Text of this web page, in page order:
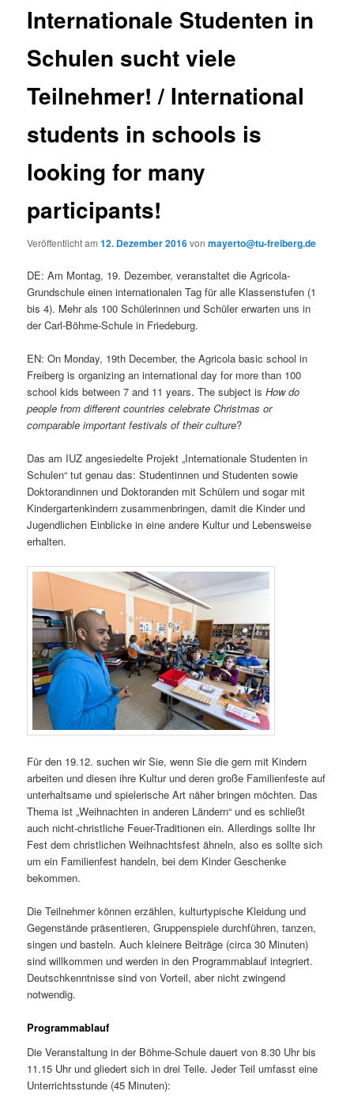
Internationale Studenten in
Schulen sucht viele
Teilnehmer! / International
students in schools is
looking for many
participants!
Veröffentlicht am12. Dezember 2016vonmayerto@tu-freiberg.de
DE: Am Montag, 19. Dezember, veranstaltet die Agricola-
Grundschule einen internationalen Tag für alle Klassenstufen (1
bis 4). Mehr als 100 Schülerinnen und Schüler erwarten uns in
der Carl-Böhme-Schule in Friedeburg.
EN: On Monday, 19th December, the Agricola basic school in
Freiberg is organizing an international day for more than 100
school kids between 7 and 11 years. The subject isHow do
people from different countries celebrate Christmas or
comparable important festivals of their culture?
Das am IUZ angesiedelte Projekt „Internationale Studenten in
Schulen“ tut genau das: Studentinnen und Studenten sowie
Doktorandinnen und Doktoranden mit Schülern und sogar mit
Kindergartenkindern zusammenbringen, damit die Kinder und
Jugendlichen Einblicke in eine andere Kultur und Lebensweise
erhalten.
Für den 19.12. suchen wir Sie, wenn Sie die gern mit Kindern
arbeiten und diesen ihre Kultur und deren große Familienfeste auf
unterhaltsame und spielerische Art näher bringen möchten. Das
Thema ist „Weihnachten in anderen Ländern“ und es schließt
auch nicht-christliche Feuer-Traditionen ein. Allerdings sollte Ihr
Fest dem christlichen Weihnachtsfest ähneln, also es sollte sich
um ein Familienfest handeln, bei dem Kinder Geschenke
bekommen.
Die Teilnehmer können erzählen, kulturtypische Kleidung und
Gegenstände präsentieren, Gruppenspiele durchführen, tanzen,
singen und basteln. Auch kleinere Beiträge (circa 30 Minuten)
sind willkommen und werden in den Programmablauf integriert.
Deutschkenntnisse sind von Vorteil, aber nicht zwingend
notwendig.
Programmablauf
Die Veranstaltung in der Böhme-Schule dauert von 8.30 Uhr bis
11.15 Uhr und gliedert sich in drei Teile. Jeder Teil umfasst eine
Unterrichtsstunde (45 Minuten):